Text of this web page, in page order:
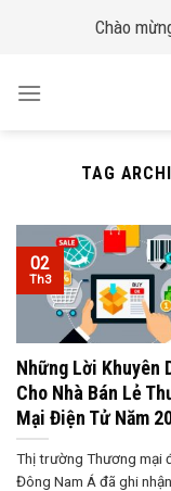
Chào
TAG
Những Lời Khuyên
Cho Nhà Bán Lẻ
Mại Điện Tử Năm
Thị trường Thương mại
Đông Nam Á đã ghi
02
Th3